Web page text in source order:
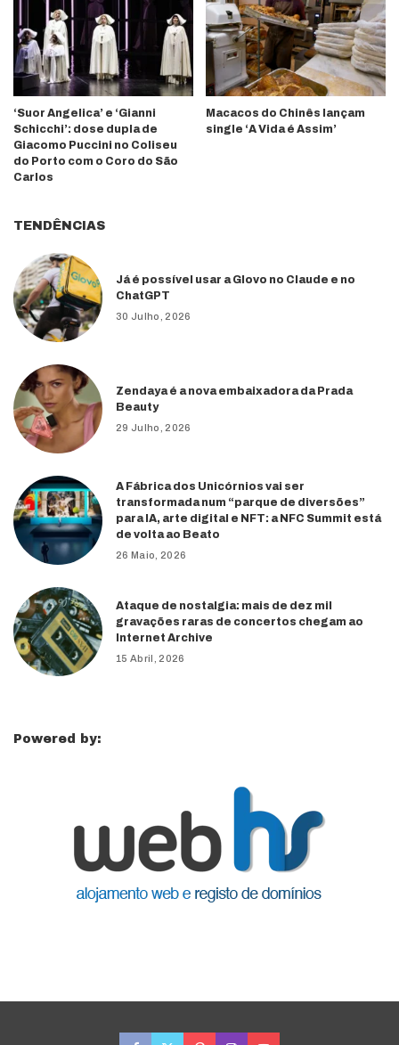
‘Suor Angelica’ e ‘Gianni
Schicchi’: dose dupla de
Giacomo Puccini no Coliseu
do Porto com o Coro do São
Carlos
Macacos do Chinês lançam
single ‘A Vida é Assim’
TENDÊNCIAS
Já é possível usar a Glovo no Claude e no
ChatGPT
30 Julho, 2026
Zendaya é a nova embaixadora da Prada
Beauty
29 Julho, 2026
A Fábrica dos Unicórnios vai ser
transformada num “parque de diversões”
para IA, arte digital e NFT: a NFC Summit está
de volta ao Beato
26 Maio, 2026
Ataque de nostalgia: mais de dez mil
gravações raras de concertos chegam ao
Internet Archive
15 Abril, 2026
Powered by: